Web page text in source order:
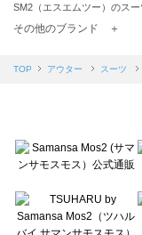
SM2（エスエムツー）のス
TSUHARU by Samansa
Samansa Mos2 blue（サマ
sō4ū（ソウフォーユー）の
Te chichi（テチチ）のスーツ
Te chichi CLASSIC（テチチ
Lugnoncure（ルノンキュー
BETTY'S BLUE（べティーズ
その他のブランド ＋
TOP アウター スーツ